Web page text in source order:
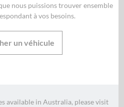
nous puissions trouver ensemble
à vos besoins.
un véhicule
available in Australia, please visit
m'inscris